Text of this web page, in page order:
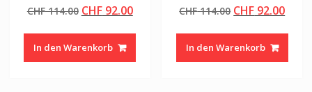
CHF114.00 Ursprünglicher
war:
CHF 114.00
CHF92.00Aktueller
In den Warenkorb
CHF114.00
war:
CHF 114.00
CHF 92.00
In den Warenkorb